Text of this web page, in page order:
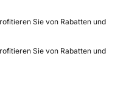
Sie von Rabatten und
Sie von Rabatten und